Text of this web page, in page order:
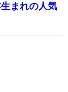
まれの人気